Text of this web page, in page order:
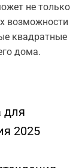
не только
возможности
квадратные
дома.
для
2025